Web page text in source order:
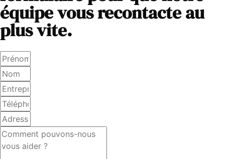
équipe vous recontacte au
plus vite.